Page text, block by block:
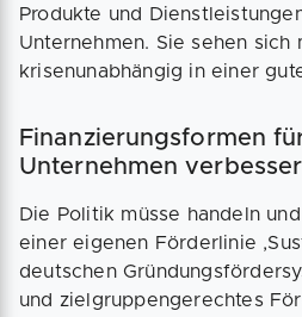
Produkte und
Unternehmen. Sie sehen
krisenunabhängig in einer
Finanzierungsformen
Unternehmen
Die Politik müsse handeln
einer eigenen Förderlinie
deutschen
und zielgruppengerechtes